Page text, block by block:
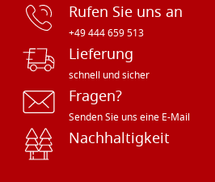
Rufen Sie uns an
+49 444 659 513
Lieferung
schnell und sicher
Fragen?
Senden Sie uns eine E-Mail
Nachhaltigkeit